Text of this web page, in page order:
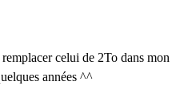
celui de 2To dans mon
années ^^